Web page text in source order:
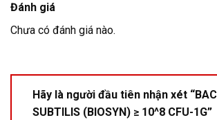
Đánh giá
Chưa có đánh giá nào.
Hãy là người đầu tiên nhận xét
SUBTILIS (BIOSYN) ≥ 10^8 CFU-1G”